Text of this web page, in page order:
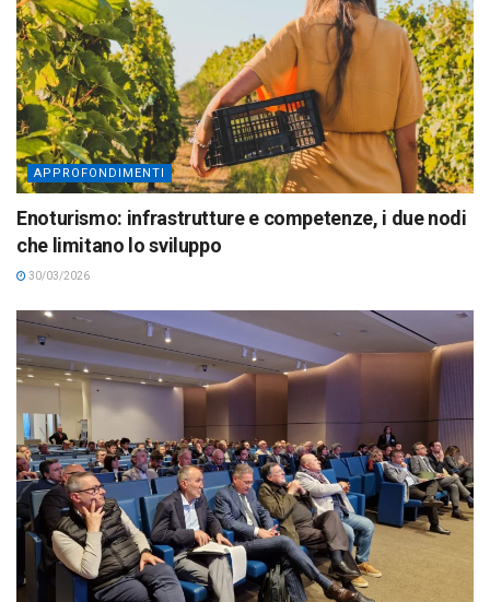
APPROFONDIMENTI
Enoturismo: infrastrutture e competenze, i due nodi
che limitano lo sviluppo
30/03/2026